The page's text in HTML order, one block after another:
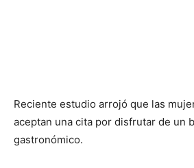
Reciente estudio arrojó que las
aceptan una cita por disfrutar de un
gastronómico.